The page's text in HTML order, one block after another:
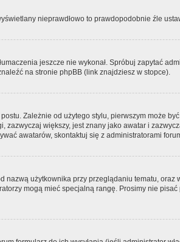
nieprawdłowo to prawdopodobnie źle
jeszcze nie wykonał. Spróbuj zapytać
na stronie phpBB (link znajdziesz w stopce).
Zależnie od użytego stylu, pierwszym może
zazwyczaj większy, jest znany jako awatar i
awatarów, skontaktuj się z administratorami
użytkownika przy przeglądaniu tematu,
mogą mieć specjalną rangę. Prosimy nie